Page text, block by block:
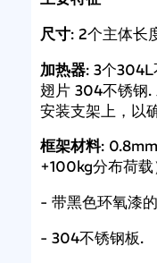
尺寸: 2个主体长
加热器: 3个
翅片 304不锈钢.
安装支架上，以
框架材料:
+100kg分布荷载
- 带黑色环氧漆
- 304不锈钢板.